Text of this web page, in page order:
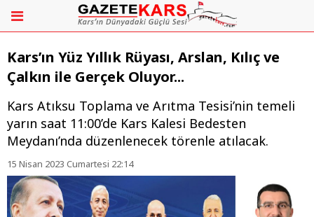
Kars’ın Yüz Yıllık Rüyası, Arslan, Kılıç ve
Çalkın ile Gerçek Oluyor...
Kars Atıksu Toplama ve Arıtma Tesisi’nin temeli
yarın saat 11:00’de Kars Kalesi Bedesten
Meydanı’nda düzenlenecek törenle atılacak.
15 Nisan 2023 Cumartesi 22:14